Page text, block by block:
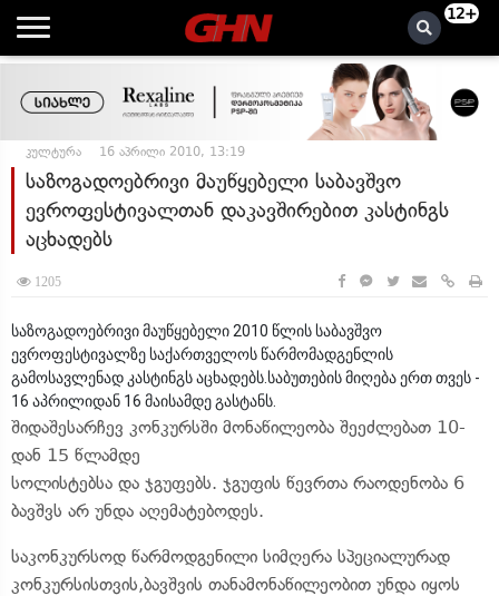
12+
კულტურა 16 აპრილი 2010, 13:19
საზოგადოებრივი მაუწყებელი საბავშვო
ევროფესტივალთან დაკავშირებით კასტინგს
აცხადებს
1205
საზოგადოებრივი მაუწყებელი 2010 წლის საბავშვო
ევროფესტივალზე საქართველოს წარმომადგენლის
გამოსავლენად კასტინგს აცხადებს.საბუთების მიღება ერთ თვეს -
16 აპრილიდან 16 მაისამდე გასტანს.
შიდაშესარჩევ კონკურსში მონაწილეობა შეეძლებათ 10-
დან 15 წლამდე
სოლისტებსა და ჯგუფებს. ჯგუფის წევრთა რაოდენობა 6
ბავშვს არ უნდა აღემატებოდეს.
საკონკურსოდ წარმოდგენილი სიმღერა სპეციალურად
კონკურსისთვის,ბავშვის თანამონაწილეობით უნდა იყოს